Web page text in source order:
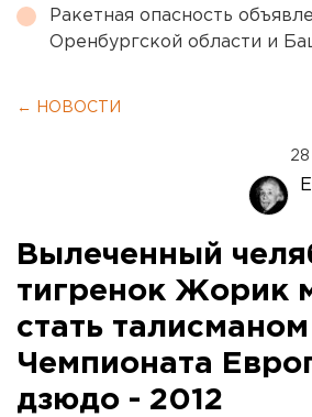
Ракетная опасность
Оренбургской области и
← НОВОСТИ
28
Вылеченный
тигренок Жорик
стать талисманом
Чемпионата
дзюдо - 2012